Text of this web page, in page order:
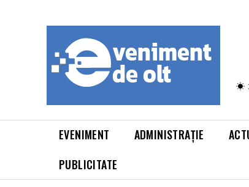
EVENIMENT ADMINISTRAȚIE
PUBLICITATE